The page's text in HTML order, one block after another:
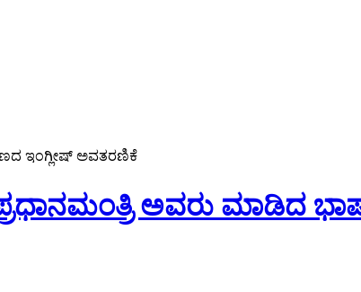
ಇಂಗ್ಲೀಷ್ ಅವತರಣಿಕೆ
ಅವರು ಮಾಡಿದ